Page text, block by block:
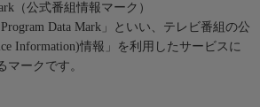
（公式番組情報マーク）
Data Mark」といい、テレビ番組の公
Information)情報」を利用したサービスに
マークです。